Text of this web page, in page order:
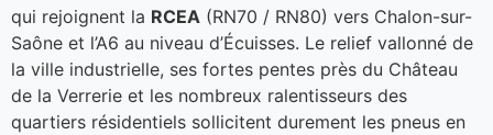
qui rejoignent la RCEA (RN70 / RN80) vers Chalon-sur-
Saône et l’A6 au niveau d’Écuisses. Le relief vallonné de
la ville industrielle, ses fortes pentes près du Château
de la Verrerie et les nombreux ralentisseurs des
quartiers résidentiels sollicitent durement les pneus en